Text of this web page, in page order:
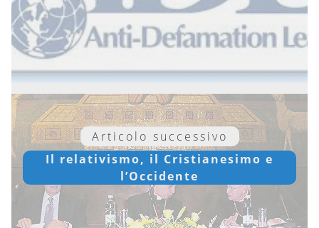
Articolo successivo
Il relativismo, il Cristianesimo e
l’Occidente